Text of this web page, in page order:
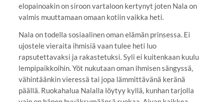
elopainoakin on siroon vartaloon kertynyt joten Nala on
valmis muuttamaan omaan kotiin vaikka heti.
Nala on todella sosiaalinen oman elämän prinsessa. Ei
ujostele vieraita ihmisiä vaan tulee heti luo
rapsutettavaksi ja rakastetuksi. Syli ei kuitenkaan kuulu
lempipaikkoihin. Yöt nukutaan oman ihmisen sängyssä,
vähintäänkin vieressä tai jopa lämmittävänä keränä
päällä. Ruokahalua Nalalla löytyy kyllä, kunhan tarjolla